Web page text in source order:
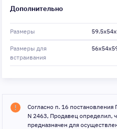
Дополнительно
Размеры
Размеры для
встраивания
Согласно п. 16
N 2463, Продавец определил,
предназначен для